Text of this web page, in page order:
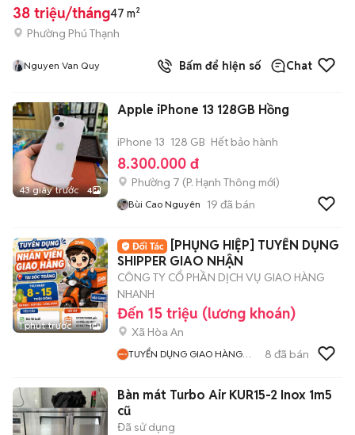
38 triệu/tháng47 m²
Phường Phú Thạnh
Nguyen Van Quy Bấm để hiện số Chat
43 giây trước 4
Apple iPhone 13 128GB Hồng
iPhone 13 128 GB Hết bảo hành
8.300.000 đ
Phường 7 (P. Hạnh Thông mới)
Bùi Cao Nguyên 19 đã bán
1 phút trước 1
[PHỤNG HIỆP] TUYỂN DỤNG
SHIPPER GIAO NHẬN
CÔNG TY CỔ PHẦN DỊCH VỤ GIAO HÀNG
NHANH
Đến 15 triệu (lương khoán)
Xã Hòa An
TUYỂN DỤNG GIAO HÀNG
8 đã bán
Bàn mát Turbo Air KUR15-2 Inox 1m5
cũ
Đã sử dụng